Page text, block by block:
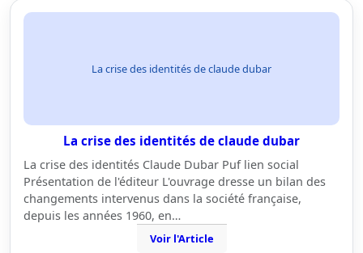
La crise des identités de claude dubar
La crise des identités de claude dubar
La crise des identités Claude Dubar Puf lien social
Présentation de l'éditeur L'ouvrage dresse un bilan des
changements intervenus dans la société française,
depuis les années 1960, en…
Voir l'Article